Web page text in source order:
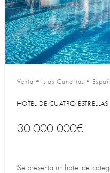
Venta • Islas Canarias •
HOTEL DE CUATRO
30 000 000€
Se presenta un hotel de